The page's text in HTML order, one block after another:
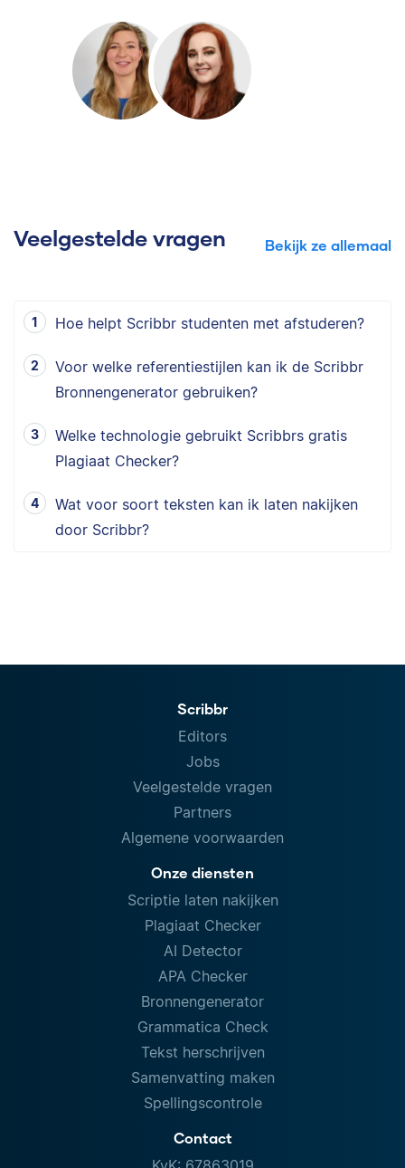
Veelgestelde vragen Bekijk ze allemaal
Hoe helpt Scribbr studenten met afstuderen?
Voor welke referentiestijlen kan ik de Scribbr
Bronnengenerator gebruiken?
Welke technologie gebruikt Scribbrs gratis
Plagiaat Checker?
Wat voor soort teksten kan ik laten nakijken
door Scribbr?
Scribbr
Editors
Jobs
Veelgestelde vragen
Partners
Algemene voorwaarden
Onze diensten
Scriptie laten nakijken
Plagiaat Checker
AI Detector
APA Checker
Bronnengenerator
Grammatica Check
Tekst herschrijven
Samenvatting maken
Spellingscontrole
Contact